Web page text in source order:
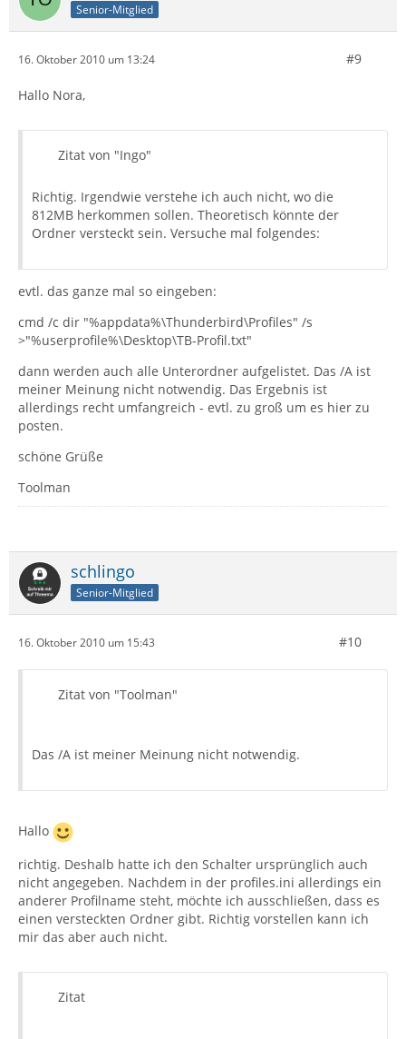
Senior-Mitglied
16. Oktober 2010 um 13:24 #9
Hallo Nora,
Zitat von "Ingo"
Richtig. Irgendwie verstehe ich auch nicht, wo die
812MB herkommen sollen. Theoretisch könnte der
Ordner versteckt sein. Versuche mal folgendes:
evtl. das ganze mal so eingeben:
cmd /c dir "%appdata%\Thunderbird\Profiles" /s
>"%userprofile%\Desktop\TB-Profil.txt"
dann werden auch alle Unterordner aufgelistet. Das /A ist
meiner Meinung nicht notwendig. Das Ergebnis ist
allerdings recht umfangreich - evtl. zu groß um es hier zu
posten.
schöne Grüße
Toolman
schlingo
Senior-Mitglied
16. Oktober 2010 um 15:43 #10
Zitat von "Toolman"
Das /A ist meiner Meinung nicht notwendig.
Hallo
richtig. Deshalb hatte ich den Schalter ursprünglich auch
nicht angegeben. Nachdem in der profiles.ini allerdings ein
anderer Profilname steht, möchte ich ausschließen, dass es
einen versteckten Ordner gibt. Richtig vorstellen kann ich
mir das aber auch nicht.
Zitat